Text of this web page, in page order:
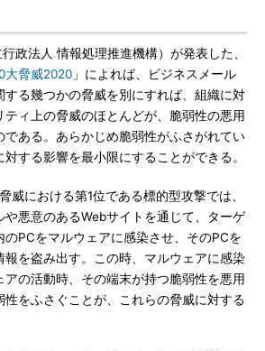
政法人 情報処理推進機構）が発表した、
大脅威2020 」によれば、ビジネスメール
する幾つかの脅威を別にすれば、組織に対
ィ上の脅威のほとんどが、脆弱性の悪用
である。あらかじめ脆弱性がふさがれてい
する影響を最小限にすることができる。
威における第1位である標的型攻撃では、
や悪意のあるWebサイトを通じて、ターゲ
のPCをマルウェアに感染させ、そのPCを
を盗み出す。この時、マルウェアに感染
の活動時、その端末が持つ脆弱性を悪用
をふさぐことが、これらの脅威に対する